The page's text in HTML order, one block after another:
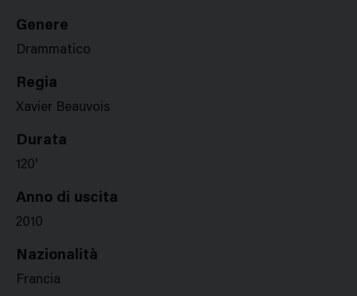
Genere
Drammatico
Regia
Xavier Beauvois
Durata
120'
Anno di uscita
2010
Nazionalità
Francia